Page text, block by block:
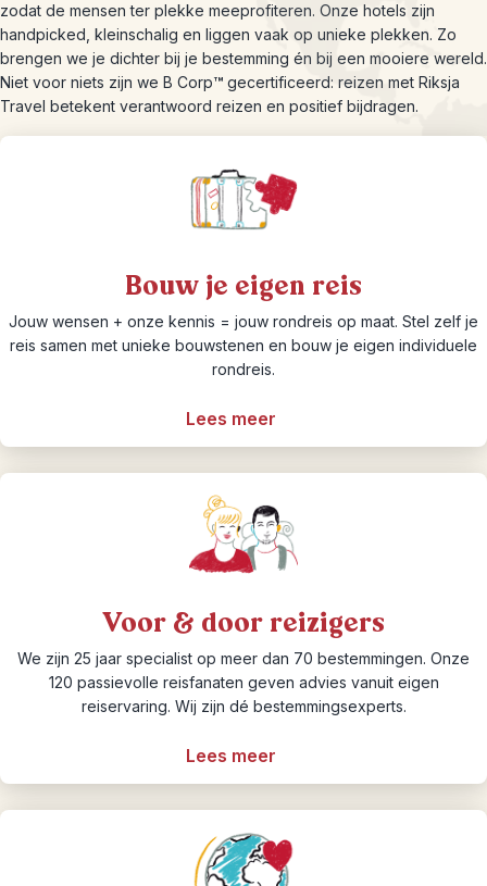
zodat de mensen ter plekke meeprofiteren. Onze hotels zijn
handpicked, kleinschalig en liggen vaak op unieke plekken. Zo
brengen we je dichter bij je bestemming én bij een mooiere wereld.
Niet voor niets zijn we B Corp™ gecertificeerd: reizen met Riksja
Travel betekent verantwoord reizen en positief bijdragen.
Bouw je eigen reis
Jouw wensen + onze kennis = jouw rondreis op maat. Stel zelf je
reis samen met unieke bouwstenen en bouw je eigen individuele
rondreis.
Lees meer
Voor & door reizigers
We zijn 25 jaar specialist op meer dan 70 bestemmingen. Onze
120 passievolle reisfanaten geven advies vanuit eigen
reiservaring. Wij zijn dé bestemmingsexperts.
Lees meer